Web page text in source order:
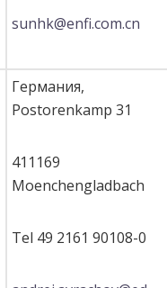
sunhk@enfi.com.cn
Германия,
Postorenkamp 31
411169
Moenchengladbach
Tel 49 2161 90108-0